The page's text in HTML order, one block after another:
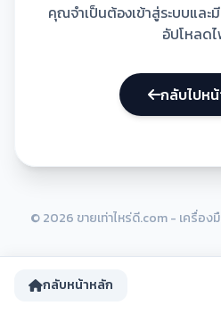
คุณจำเป็นต้องเข้าสู่ระบบและ
อัปโหลด
กลับไปห
© 2026 ขายเท่าไหร่ดี.com - เครื่อง
กลับหน้าหลัก